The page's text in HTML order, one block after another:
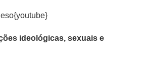
ideológicas, sexuais e